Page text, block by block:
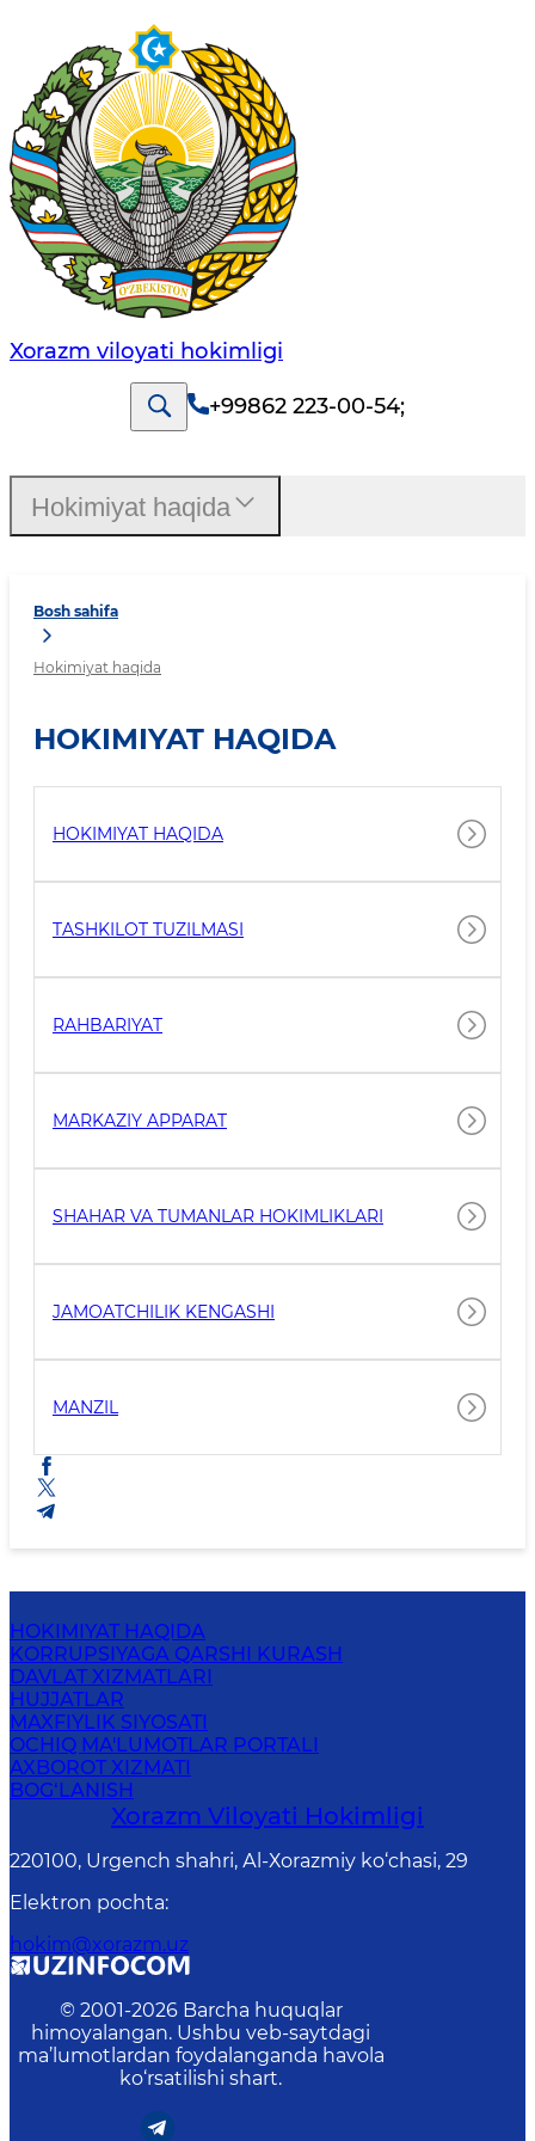
Xorazm vilоyati hоkimligi
+99862 223-00-54;
Bosh sahifa
Hokimiyat haqida
HOKIMIYAT HAQIDA
HOKIMIYAT HAQIDA
TASHKILOT TUZILMASI
RAHBARIYAT
MARKAZIY APPARAT
SHAHAR VA TUMANLAR HOKIMLIKLARI
JAMOATCHILIK KENGASHI
MANZIL
Hokimiyat haqida
HOKIMIYAT HAQIDA
KORRUPSIYAGA QARSHI KURASH
DAVLAT XIZMATLARI
HUJJATLAR
MAXFIYLIK SIYOSATI
OCHIQ MA'LUMOTLAR PORTALI
AXBOROT XIZMATI
BOG‘LANISH
Xorazm Vilоyati Hоkimligi
220100, Urgеnch shаhri, Аl-Хоrаzmiy ko‘chаsi, 29
Elektron pochta:
hokim@xorazm.uz
© 2001-2026 Barcha huquqlar
himoyalangan. Ushbu veb-saytdagi
ma’lumotlardan foydalanganda havola
ko‘rsatilishi shart.